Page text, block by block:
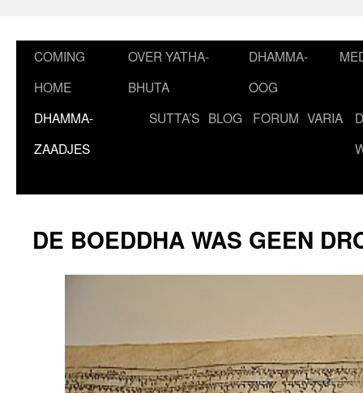
COMING
HOME
OVER YATHA-
BHUTA
DHAMMA-
OOG
DHAMMA-
ZAADJES
SUTTA’S BLOG FORUM VARIA
DE BOEDDHA WAS GEEN